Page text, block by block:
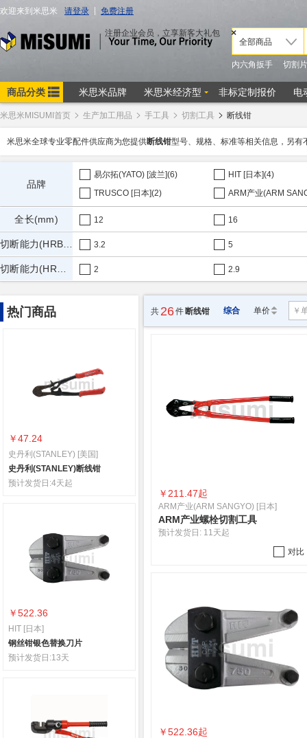
米思米MISUMI首页 生产加工用品 手工具 切割工具 断线钳
米思米全球专业零配件供应商为您提供断线钳型号、规格、标准等相关信息，另有
品牌
易尔拓(YATO) [波兰](6)
HIT [日本](4)
TRUSCO [日本](2)
全长(mm) 12 16
3.2 5
2 2.9
热门商品
￥47.24
史丹利(STANLEY) [美国]
史丹利(STANLEY)断线钳
预计发货日:4天起
￥522.36
HIT [日本]
钢丝钳银色替换刀片
预计发货日:13天
共 26件 断线钳 综合 单价
￥ 211.47起
ARM产业(ARM SANGYO) [日本]
ARM产业螺栓切割工具
预计发货日: 11天起
对比
￥522.36起